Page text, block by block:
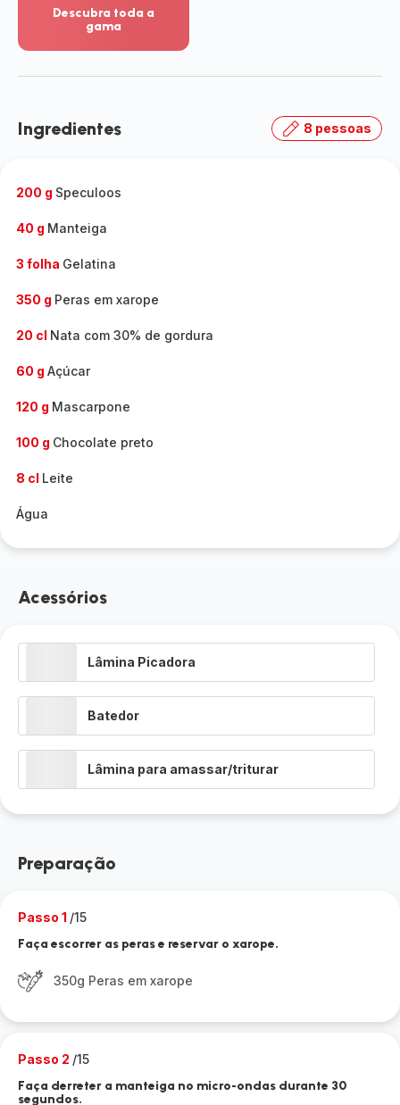
Descubra toda a
gama
detalhes
toda
Ingredientes 8 pessoas
200 g Speculoos
40 g Manteiga
3 folha Gelatina
350 g Peras em xarope
20 cl Nata com 30% de gordura
60 g Açúcar
120 g Mascarpone
100 g Chocolate preto
8 cl Leite
Água
Acessórios
Lâmina Picadora
Batedor
Lâmina para amassar/triturar
Preparação
Passo 1 /15
Faça escorrer as peras e reservar o xarope.
350g Peras em xarope
Passo 2 /15
Faça derreter a manteiga no micro-ondas durante 30
segundos.